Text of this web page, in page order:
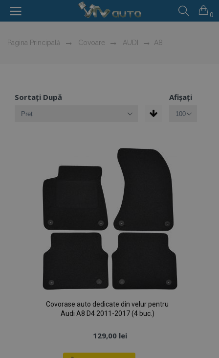
0
Pagina Principală Covoare AUDI A8
Sortați După Afișați
Covorase auto dedicate din velur pentru
Audi A8 D4 2011-2017 (4 buc.)
129,00 lei